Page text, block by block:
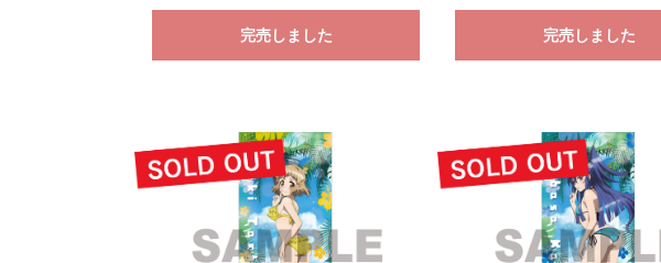
完売しました 完売しました